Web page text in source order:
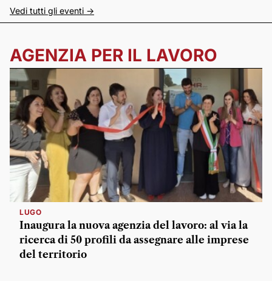
Vedi tutti gli eventi ->
AGENZIA PER IL LAVORO
LUGO
Inaugura la nuova agenzia del lavoro: al via la
ricerca di 50 profili da assegnare alle imprese
del territorio